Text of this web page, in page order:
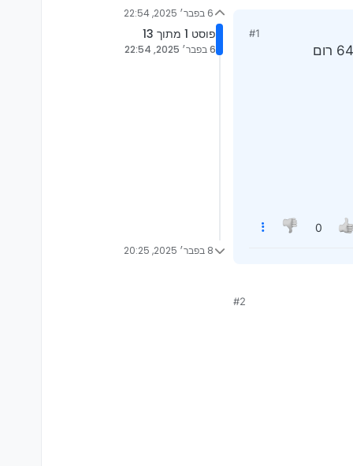
#1
0
#2
6 בפבר׳ 2025, 22:54
פוסט 1 מתוך 13
6 בפבר׳ 2025, 22:54
8 בפבר׳ 2025, 20:25